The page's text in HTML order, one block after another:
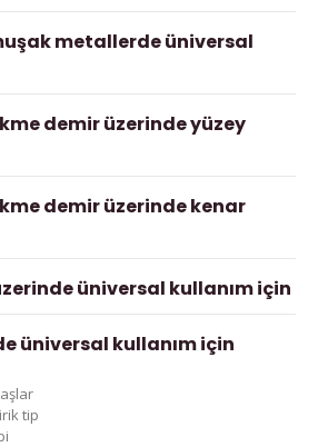
metallerde üniversal
demir üzerinde yüzey
demir üzerinde kenar
üniversal kullanım için
üniversal kullanım için
tip